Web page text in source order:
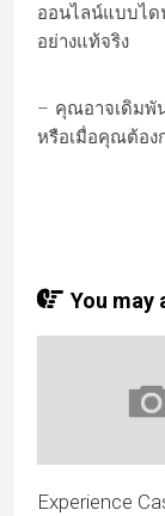
ออนไลน์แบบได
อย่างแท้จริง
– คุณอาจเดิมพัน
หรือเมื่อคุณต้อง
You may
Experience